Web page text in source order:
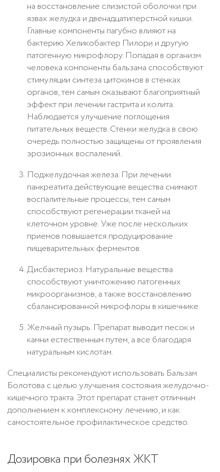
на восстановление слизистой оболочки при
язвах желудка и двенадцатиперстной кишки.
Главные компоненты пагубно влияют на
бактерию Хеликобактер Пилори и другую
патогенную микрофлору. Попадая в организм
человека компоненты бальзама способствуют
стимуляции синтеза цитокинов в стенках
органов, тем самым оказывают благоприятный
эффект при лечении гастрита и колита.
Наблюдается улучшение поглощения
питательных веществ. Стенки желудка в свою
очередь полностью защищены от проявления
эрозионных воспалений.
Поджелудочная железа. При лечении
панкреатита действующие вещества снимают
воспалительные процессы, тем самым
способствуют регенерации тканей на
клеточном уровне. Уже после нескольких
приемов повышается продуцирование
пищеварительных ферментов.
Дисбактериоз. Натуральные вещества
способствуют уничтожению патогенных
микроорганизмов, а также восстановлению
сбалансированной микрофлоры в кишечнике.
Желчный пузырь. Препарат выводит песок и
камни естественным путем, а все благодаря
натуральным кислотам.
Специалисты рекомендуют использовать Бальзам
Болотова с целью улучшения состояния желудочно-
кишечного тракта. Этот препарат станет отличным
дополнением к комплексному лечению, и как
самостоятельное профилактическое средство.
Дозировка при болезнях ЖКТ